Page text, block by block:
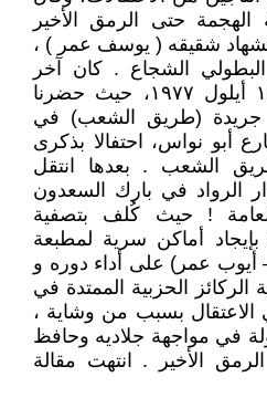
حتى الرمق الأخير
شقيقه ( يوسف عمر ) ،
البطولي الشجاع . كان آخر
نشاط مشترك بيننا يوم ١٢ أيلول ١٩٧٧، حيث حضرنا
جريدة (طريق الشعب) في
أبو نواس، احتفالا بذكرى
الشعب . بعدها انتقل
الرواد في بارك السعدون
العامة ! حيث كُلف بتصفية
أماكن سرية لمطبعة
أيوب عمر) على أداء دوره و
الحزبية الممتدة في
بسبب من وشاية ،
في مواجهة جلاديه وحافظ
الأخير . انتهت مقالة